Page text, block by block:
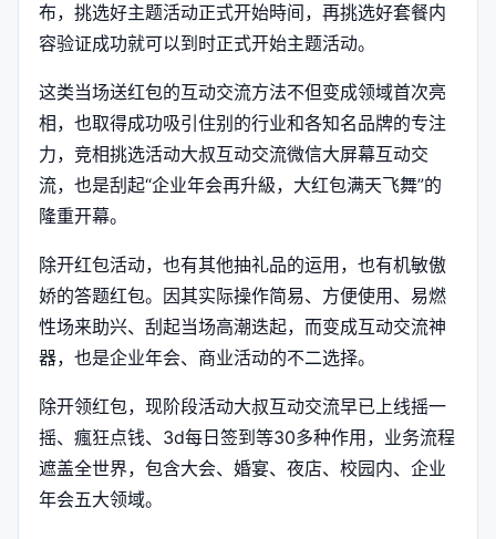
布，挑选好主题活动正式开始時间，再挑选好套餐内
容验证成功就可以到时正式开始主题活动。
这类当场送红包的互动交流方法不但变成领域首次亮
相，也取得成功吸引住别的行业和各知名品牌的专注
力，竞相挑选活动大叔互动交流微信大屏幕互动交
流，也是刮起“企业年会再升級，大红包满天飞舞”的
隆重开幕。
除开红包活动，也有其他抽礼品的运用，也有机敏傲
娇的答题红包。因其实际操作简易、方便使用、易燃
性场来助兴、刮起当场高潮迭起，而变成互动交流神
器，也是企业年会、商业活动的不二选择。
除开领红包，现阶段活动大叔互动交流早已上线摇一
摇、瘋狂点钱、3d每日签到等30多种作用，业务流程
遮盖全世界，包含大会、婚宴、夜店、校园内、企业
年会五大领域。